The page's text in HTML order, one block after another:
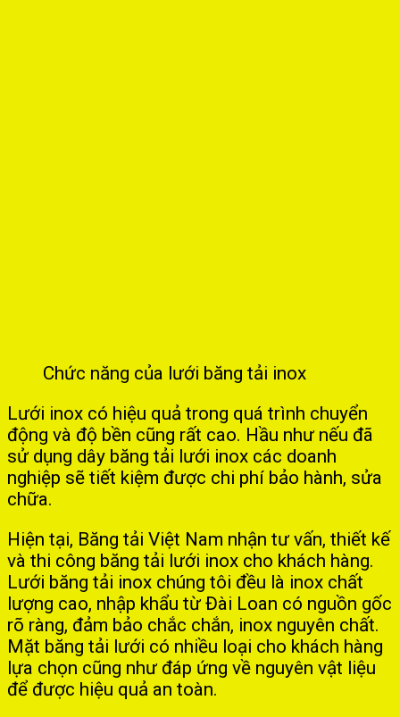
Chức năng của lưới băng tải inox
Lưới inox có hiệu quả trong quá trình chuyển
động và độ bền cũng rất cao. Hầu như nếu đã
sử dụng dây băng tải lưới inox các doanh
nghiệp sẽ tiết kiệm được chi phí bảo hành, sửa
chữa.
Hiện tại, Băng tải Việt Nam nhận tư vấn, thiết kế
và thi công băng tải lưới inox cho khách hàng.
Lưới băng tải inox chúng tôi đều là inox chất
lượng cao, nhập khẩu từ Đài Loan có nguồn gốc
rõ ràng, đảm bảo chắc chắn, inox nguyên chất.
Mặt băng tải lưới có nhiều loại cho khách hàng
lựa chọn cũng như đáp ứng về nguyên vật liệu
để được hiệu quả an toàn.